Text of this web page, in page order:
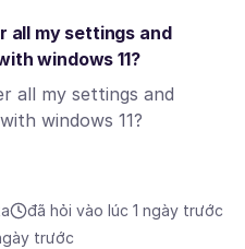
all my settings and
windows 11?
all my settings and
windows 11?
đã hỏi vào lúc 1 ngày trước
trước